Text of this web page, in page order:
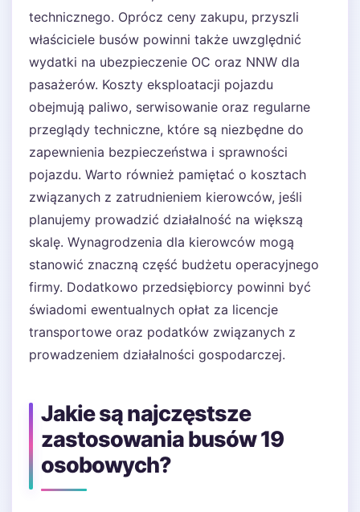
technicznego. Oprócz ceny zakupu, przyszli
właściciele busów powinni także uwzględnić
wydatki na ubezpieczenie OC oraz NNW dla
pasażerów. Koszty eksploatacji pojazdu
obejmują paliwo, serwisowanie oraz regularne
przeglądy techniczne, które są niezbędne do
zapewnienia bezpieczeństwa i sprawności
pojazdu. Warto również pamiętać o kosztach
związanych z zatrudnieniem kierowców, jeśli
planujemy prowadzić działalność na większą
skalę. Wynagrodzenia dla kierowców mogą
stanowić znaczną część budżetu operacyjnego
firmy. Dodatkowo przedsiębiorcy powinni być
świadomi ewentualnych opłat za licencje
transportowe oraz podatków związanych z
prowadzeniem działalności gospodarczej.
Jakie są najczęstsze
zastosowania busów 19
osobowych?